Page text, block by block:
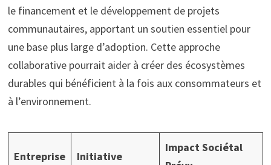
le financement et le développement de projets
communautaires, apportant un soutien essentiel pour
une base plus large d’adoption. Cette approche
collaborative pourrait aider à créer des écosystèmes
durables qui bénéficient à la fois aux consommateurs et
à l’environnement.
Entreprise Initiative
Impact Sociétal